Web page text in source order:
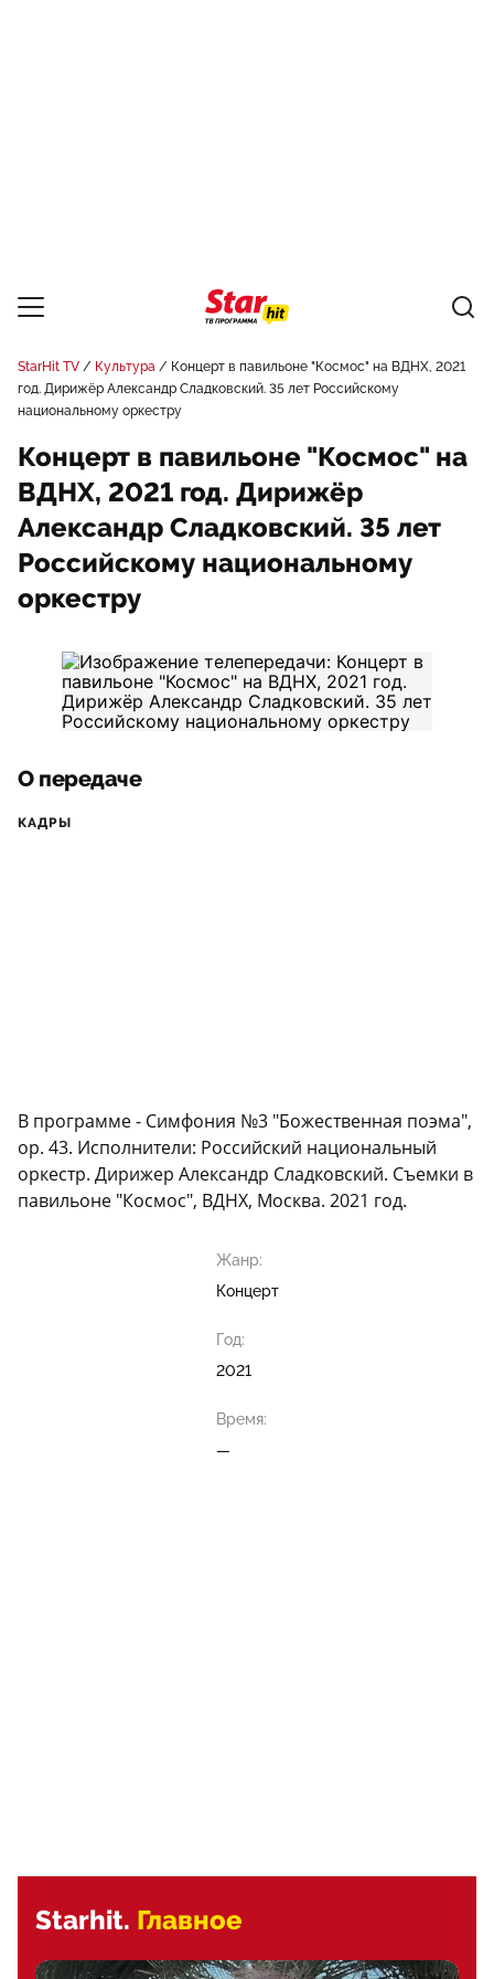
StarHit TV Культура
Концерт в павильоне "Космос" на ВДНХ, 2021
год. Дирижёр Александр Сладковский. 35 лет Российскому
национальному оркестру
Концерт в павильоне "Космос" на
ВДНХ, 2021 год. Дирижёр
Александр Сладковский. 35 лет
Российскому национальному
оркестру
О передаче
КАДРЫ
В программе - Симфония №3 "Божественная поэма",
ор. 43. Исполнители: Российский национальный
оркестр. Дирижер Александр Сладковский. Съемки в
павильоне "Космос", ВДНХ, Москва. 2021 год.
Жанр:
Концерт
Год:
2021
Время:
—
Starhit. Главное